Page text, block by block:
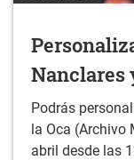
Nanclares
Podrás
la Oca (Archivo
abril desde las